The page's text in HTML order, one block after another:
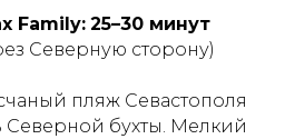
Family: 25–30 минут
Северную сторону)
пляж Севастополя
Северной бухты. Мелкий